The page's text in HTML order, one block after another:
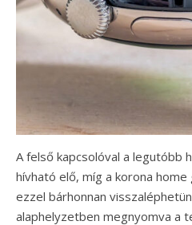
A felső kapcsolóval a legutóbb
hívható elő, míg a korona
ezzel bárhonnan
alaphelyzetben megnyomva a